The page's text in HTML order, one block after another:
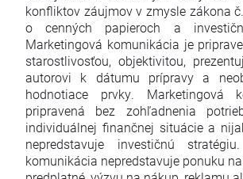
konfliktov záujmov v zmysle zákona
o cenných papieroch a
Marketingová komunikácia je
starostlivosťou, objektivitou,
autorovi k dátumu prípravy a
hodnotiace prvky. Marketingová
pripravená bez zohľadnenia
individuálnej finančnej situácie a
nepredstavuje investičnú
komunikácia nepredstavuje ponuku